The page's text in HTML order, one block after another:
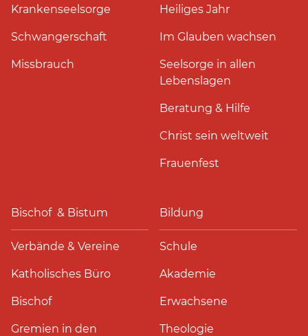
Krankenseelsorge
Schwangerschaft
Missbrauch
Heiliges Jahr
Im Glauben wachsen
Seelsorge in allen
Lebenslagen
Beratung & Hilfe
Christ sein weltweit
Frauenfest
Bischof & Bistum
Verbände & Vereine
Katholisches Büro
Bischof
Gremien in den
Bildung
Schule
Akademie
Erwachsene
Theologie